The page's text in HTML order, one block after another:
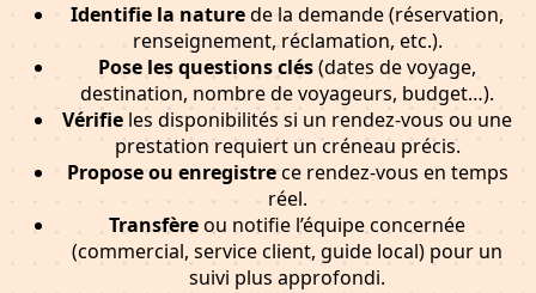
Identifie la naturede la demande (réservation,
renseignement, réclamation, etc.).
Pose les questions clés(dates de voyage,
destination, nombre de voyageurs, budget…).
Vérifie les disponibilités si un rendez-vous ou une
prestation requiert un créneau précis.
Propose ou enregistrece rendez-vous en temps
réel.
Transfèreou notifie l’équipe concernée
(commercial, service client, guide local) pour un
suivi plus approfondi.